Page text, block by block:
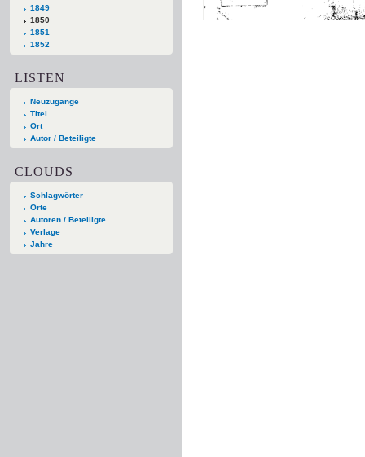
1849
1850
1851
1852
LISTEN
Neuzugänge
Titel
Ort
Autor / Beteiligte
CLOUDS
Schlagwörter
Orte
Autoren / Beteiligte
Verlage
Jahre